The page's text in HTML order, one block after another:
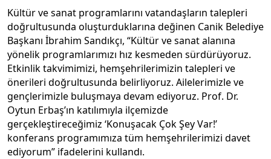
Kültür ve sanat programlarını vatandaşların talepleri
doğrultusunda oluşturduklarına değinen Canik Belediye
Başkanı İbrahim Sandıkçı, “Kültür ve sanat alanına
yönelik programlarımızı hız kesmeden sürdürüyoruz.
Etkinlik takvimimizi, hemşehrilerimizin talepleri ve
önerileri doğrultusunda belirliyoruz. Ailelerimizle ve
gençlerimizle buluşmaya devam ediyoruz. Prof. Dr.
Oytun Erbaş’ın katılımıyla ilçemizde
gerçekleştireceğimiz ‘Konuşacak Çok Şey Var!’
konferans programımıza tüm hemşehrilerimizi davet
ediyorum” ifadelerini kullandı.